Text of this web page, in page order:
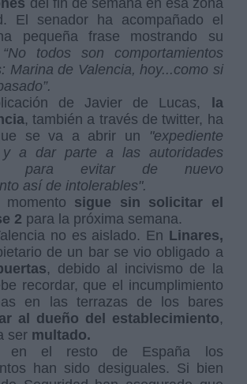
El senador ha acompañado el
pequeña frase mostrando su
“No todos son comportamientos
Marina de Valencia, hoy...como si
de Javier de Lucas, la
, también a través de twitter, ha
se va a abrir un
"expediente
y a dar parte a las autoridades
para evitar de nuevo
así de intolerables".
momento sigue sin solicitar el
2 para la próxima semana.
no es aislado. En Linares,
de un bar se vio obligado a
, debido al incivismo de la
recordar, que el incumplimiento
en las terrazas de los bares
al dueño del establecimiento,
ser multado.
en el resto de España los
han sido desiguales. Si bien